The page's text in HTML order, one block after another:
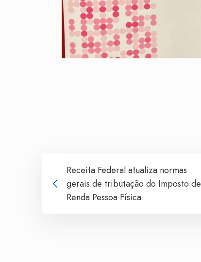
Receita Federal atualiza normas
gerais de tributação do Imposto de
Renda Pessoa Física